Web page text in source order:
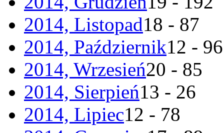
2014, Listopad18 - 87
2014, Październik12 - 96
2014, Wrzesień20 - 85
2014, Sierpień13 - 26
2014, Lipiec12 - 78